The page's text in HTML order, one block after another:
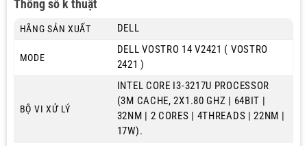
Thông số k thuật
HÃNG SẢN XUẤT DELL
MODE
DELL VOSTRO 14 V2421 ( VOSTRO
2421 )
BỘ VI XỬ LÝ
INTEL CORE I3-3217U PROCESSOR
(3M CACHE, 2X1.80 GHZ | 64BIT |
32NM | 2 CORES | 4THREADS | 22NM |
17W).